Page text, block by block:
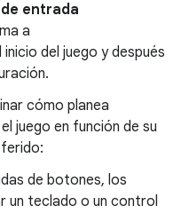
entrada
a
inicio del juego y después
cómo planea
juego en función de su
de botones, los
un teclado o un control